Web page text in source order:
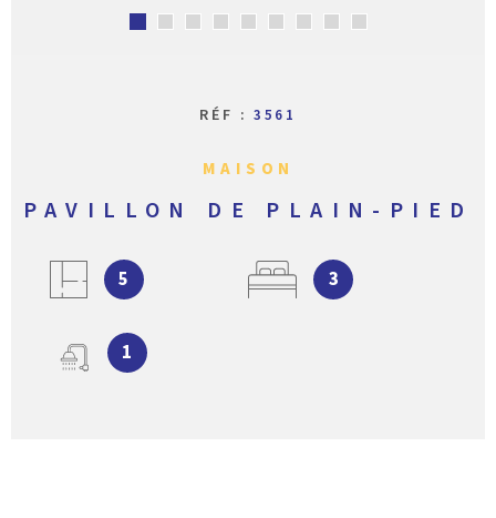
RÉF :3561
MAISON
PAVILLON DE PLAIN-PIED
5 3
1